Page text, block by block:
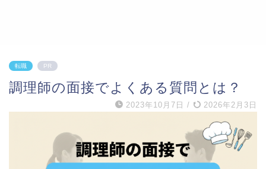
転職 PR
調理師の面接でよくある質問とは？
2023年10月7日 / 2026年2月3日